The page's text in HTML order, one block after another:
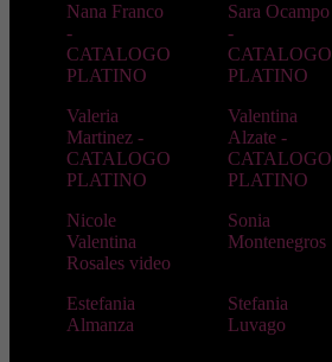
Nana Franco
-
CATALOGO
PLATINO
Sara Ocampo
-
CATALOGO
PLATINO
Valeria
Martinez -
CATALOGO
PLATINO
Valentina
Alzate -
CATALOGO
PLATINO
Nicole
Valentina
Rosales video
Sonia
Montenegros
Estefania
Almanza
Stefania
Luvago